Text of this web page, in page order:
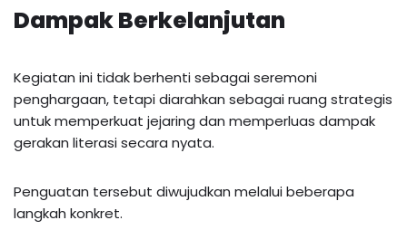
Dampak Berkelanjutan
Kegiatan ini tidak berhenti sebagai seremoni
penghargaan, tetapi diarahkan sebagai ruang strategis
untuk memperkuat jejaring dan memperluas dampak
gerakan literasi secara nyata.
Penguatan tersebut diwujudkan melalui beberapa
langkah konkret.